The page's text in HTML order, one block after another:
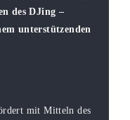
des DJing –
unterstützenden
mit Mitteln des